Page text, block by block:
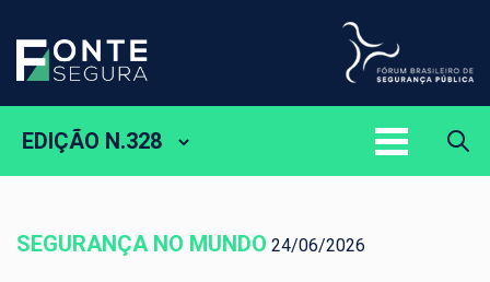
EDIÇÃO N.328
SEGURANÇA NO MUNDO 24/06/2026